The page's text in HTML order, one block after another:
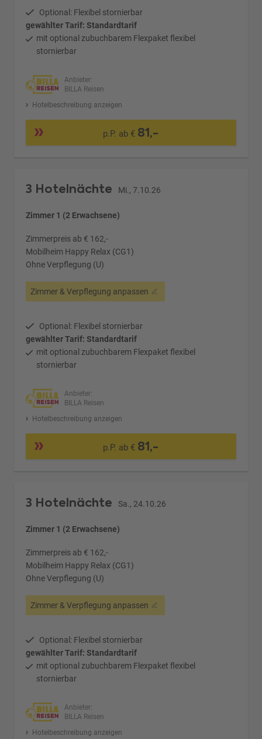
Optional: Flexibel stornierbar
gewählter Tarif: Standardtarif
mit optional zubuchbarem Flexpaket flexibel
stornierbar
Anbieter:
BILLA Reisen
Hotelbeschreibung anzeigen
p.P. ab € 81,-
3 Hotelnächte Mi., 7.10.26
Zimmer 1 (2 Erwachsene)
Zimmerpreis ab € 162,-
Mobilheim Happy Relax (CG1)
Ohne Verpflegung (U)
Zimmer & Verpflegung anpassen
Optional: Flexibel stornierbar
gewählter Tarif: Standardtarif
mit optional zubuchbarem Flexpaket flexibel
stornierbar
Anbieter:
BILLA Reisen
Hotelbeschreibung anzeigen
p.P. ab € 81,-
3 Hotelnächte Sa., 24.10.26
Zimmer 1 (2 Erwachsene)
Zimmerpreis ab € 162,-
Mobilheim Happy Relax (CG1)
Ohne Verpflegung (U)
Zimmer & Verpflegung anpassen
Optional: Flexibel stornierbar
gewählter Tarif: Standardtarif
mit optional zubuchbarem Flexpaket flexibel
stornierbar
Anbieter:
BILLA Reisen
Hotelbeschreibung anzeigen